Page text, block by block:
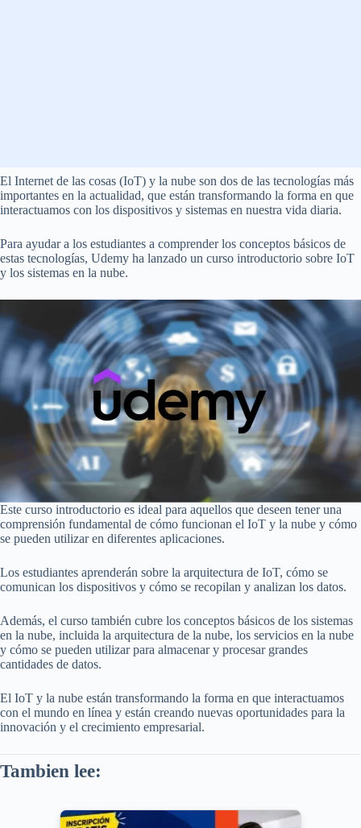
El Internet de las cosas (IoT) y la nube son dos de las tecnologías más
importantes en la actualidad, que están transformando la forma en que
interactuamos con los dispositivos y sistemas en nuestra vida diaria.
Para ayudar a los estudiantes a comprender los conceptos básicos de
estas tecnologías, Udemy ha lanzado un curso introductorio sobre IoT
y los sistemas en la nube.
Este curso introductorio es ideal para aquellos que deseen tener una
comprensión fundamental de cómo funcionan el IoT y la nube y cómo
se pueden utilizar en diferentes aplicaciones.
Los estudiantes aprenderán sobre la arquitectura de IoT, cómo se
comunican los dispositivos y cómo se recopilan y analizan los datos.
Además, el curso también cubre los conceptos básicos de los sistemas
en la nube, incluida la arquitectura de la nube, los servicios en la nube
y cómo se pueden utilizar para almacenar y procesar grandes
cantidades de datos.
El IoT y la nube están transformando la forma en que interactuamos
con el mundo en línea y están creando nuevas oportunidades para la
innovación y el crecimiento empresarial.
Tambien lee: